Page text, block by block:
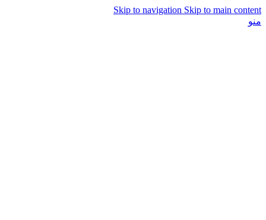
Skip to navigation Skip to main content
منو